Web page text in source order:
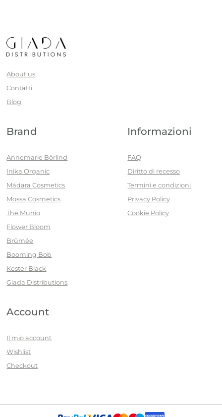
About us
Contatti
Blog
Brand
Annemarie Börlind
Inika Organic
Mádara Cosmetics
Mossa Cosmetics
The Munio
Flower Bloom
Brûmée
Booming Bob
Kester Black
Giada Distributions
Informazioni
FAQ
Diritto di recesso
Termini e condizioni
Privacy Policy
Cookie Policy
Account
Il mio account
Wishlist
Checkout